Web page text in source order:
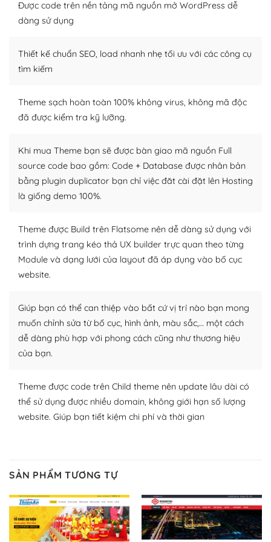
Dễ dàng tùy chỉnh trên WordPress
WordPress là nơi lưu trữ cho một diễn đàn cộng đồng
người cuồng tín WordPress.
Nếu bạn gặp khó khăn, bạn có thể lên mạng và tìm
lời, giải đáp vấn đề của bạn.
Cộng đồng sử dụng WordPress sẵn sàng hỗ trợ bạn
– Đa dạng plugin và themes
Plugin mở rộng là thành phần cài đặt thêm vào
WordPress để tăng thêm các tính năng cần thiết. Có
nhiều plugin trả phí hoặc miễn phí.
Nhờ lượng người dùng đông đảo, thư viện themes và
thích chọn lựa plugin và themes phù hợp cho mục đích
lập website của mình.
WordPress đa dạng plugin và themes
Với mọi Hosting bất kỳ thì WordPress đều có thể dễ
dàng thiết lập vì thực tế nó đã cung cấp khoảng 60%
trang web WordPress của bạn.
Dễ dàng lựa chọn Hosting cho website WordPress
– Bảo mật cực tốt
Được code trên nền tảng mã nguồn mở WordPress dễ
dàng sử dụng
Thiết kế chuẩn SEO, load nhanh nhẹ tối ưu với các công cụ
tìm kiếm
Theme sạch hoàn toàn 100% không virus, không mã độc
đã được kiểm tra kỹ lưỡng.
Khi mua Theme bạn sẽ được bàn giao mã nguồn Full
source code bao gồm: Code + Database được nhân bản
bằng plugin duplicator bạn chỉ việc đăt cài đặt lên Hosting
là giống demo 100%.
Theme được Build trên Flatsome nên dễ dàng sử dụng với
trình dựng trang kéo thả UX builder trực quan theo từng
Module và dạng lưới của layout đã áp dụng vào bố cục
website.
Giúp bạn có thể can thiệp vào bất cứ vị trí nào bạn mong
muốn chỉnh sửa từ bố cục, hình ảnh, màu sắc,… một cách
dễ dàng phù hợp với phong cách cũng như thương hiệu
của bạn.
Theme được code trên Child theme nên update lâu dài có
thể sử dụng được nhiều domain, không giới hạn số lượng
website. Giúp bạn tiết kiệm chi phí và thời gian
SẢN PHẨM TƯƠNG TỰ